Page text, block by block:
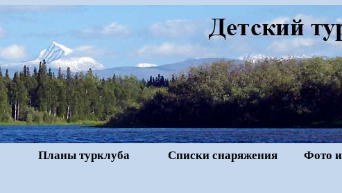
Планы турклуба Списки снаряжения Фото